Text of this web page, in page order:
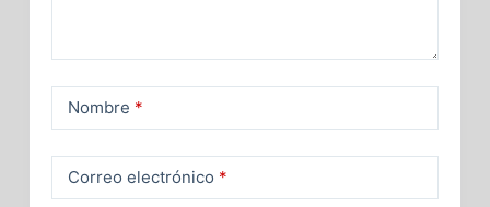
Nombre *
Correo electrónico *